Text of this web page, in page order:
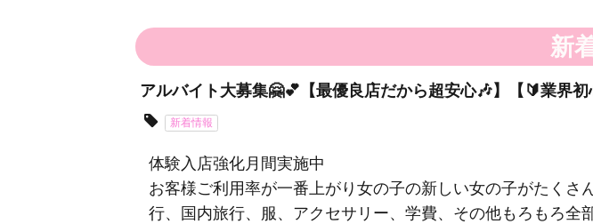
新
アルバイト大募集🤗💕【最優良店だから超安心🎶】【🔰業界初
新着情報
体験入店強化月間実施中
お客様ご利用率が一番上がり女の子の新しい女の子がたく
行、国内旅行、服、アクセサリー、学費、その他もろもろ全